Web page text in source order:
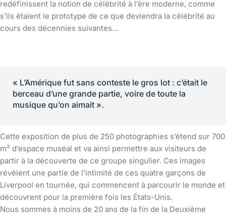
redéfinissent la notion de célébrité à l’ère moderne, comme
s’ils étaient le prototype de ce que deviendra la célébrité au
cours des décennies suivantes…
« L’Amérique fut sans conteste le gros lot : c’était le
berceau d’une grande partie, voire de toute la
musique qu’on aimait ».
Cette exposition de plus de 250 photographies s’étend sur 700
m² d’espace muséal et va ainsi permettre aux visiteurs de
partir à la découverte de ce groupe singulier. Ces images
révèlent une partie de l’intimité de ces quatre garçons de
Liverpool en tournée, qui commencent à parcourir le monde et
découvrent pour la première fois les États-Unis.
Nous sommes à moins de 20 ans de la fin de la Deuxième